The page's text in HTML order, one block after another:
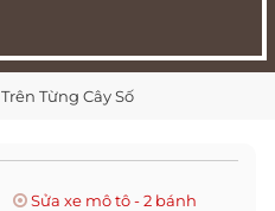
Trên Từng Cây Số
Sửa xe mô tô - 2 bánh